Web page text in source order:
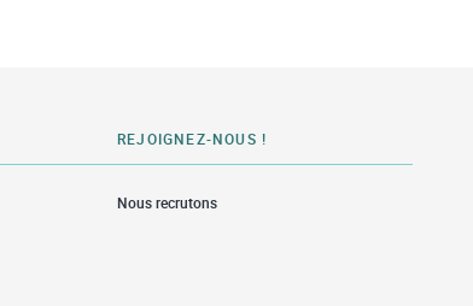
REJOIGNEZ-NOUS !
Nous recrutons